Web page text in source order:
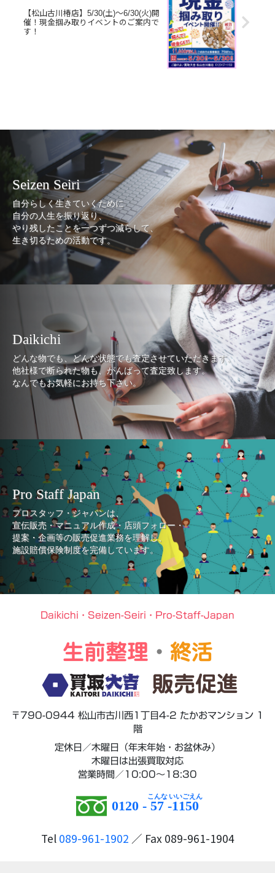
【松山古川椿店】5/30(土)～6/30(火)開
催！現金掴み取りイベントのご案内で
す！
Seizen Seiri
自分らしく生きていくために
自分の人生を振り返り、
やり残したことを一つずつ減らして、
生き切るための活動です。
Daikichi
どんな物でも、どんな状態でも査定させていただきます。
他社様で断られた物も、がんばって査定致します。
なんでもお気軽にお持ち下さい。
Pro Staff Japan
プロスタッフ・ジャパンは、
宣伝販売・マニュアル作成・店頭フォロー・
提案・企画等の販売促進業務を理解し、
施設賠償保険制度を完備しています。
Daikichi・Seizen-Seiri・Pro-Staff-Japan
生前整理 ・ 終活
販売促進
〒790-0944 松山市古川西1丁目4-2 たかおマンション 1
階
定休日／木曜日（年末年始・お盆休み）
木曜日は出張買取対応
営業時間／10:00～18:30
0120 - 57 -1150
Tel 089-961-1902 ／ Fax 089-961-1904